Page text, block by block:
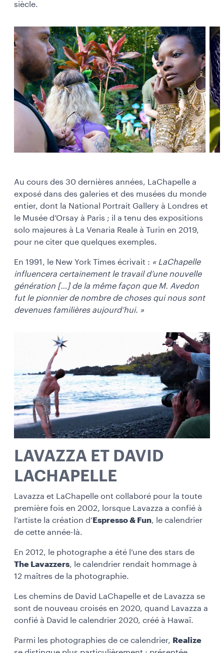
siècle.
Au cours des 30 dernières années, LaChapelle a
exposé dans des galeries et des musées du monde
entier, dont la National Portrait Gallery à Londres et
le Musée d’Orsay à Paris ; il a tenu des expositions
solo majeures à La Venaria Reale à Turin en 2019,
pour ne citer que quelques exemples.
En 1991, le New York Times écrivait : « LaChapelle
influencera certainement le travail d’une nouvelle
génération […] de la même façon que M. Avedon
fut le pionnier de nombre de choses qui nous sont
devenues familières aujourd’hui. »
LAVAZZA ET DAVID
LACHAPELLE
Lavazza et LaChapelle ont collaboré pour la toute
première fois en 2002, lorsque Lavazza a confié à
l’artiste la création d’ Espresso & Fun, le calendrier
de cette année-là.
En 2012, le photographe a été l’une des stars de
The Lavazzers, le calendrier rendait hommage à
12 maîtres de la photographie.
Les chemins de David LaChapelle et de Lavazza se
sont de nouveau croisés en 2020, quand Lavazza a
confié à David le calendrier 2020, créé à Hawaï.
Parmi les photographies de ce calendrier, Realize